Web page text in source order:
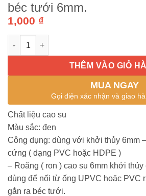
béc tưới 6mm.
1,000 ₫
Ron cao su dùng cho khởi thủy 6mm ,
THÊM VÀO GIỎ
MUA NGAY
Gọi điện xác nhận và giao
Chất liệu cao su
Màu sắc: đen
Công dụng: dùng với khởi thủy 6mm
cứng ( dạng PVC hoặc HDPE )
– Roăng ( ron ) cao su 6mm khởi
dùng để nối từ ống UPVC hoặc PVC
gắn ra béc tưới.